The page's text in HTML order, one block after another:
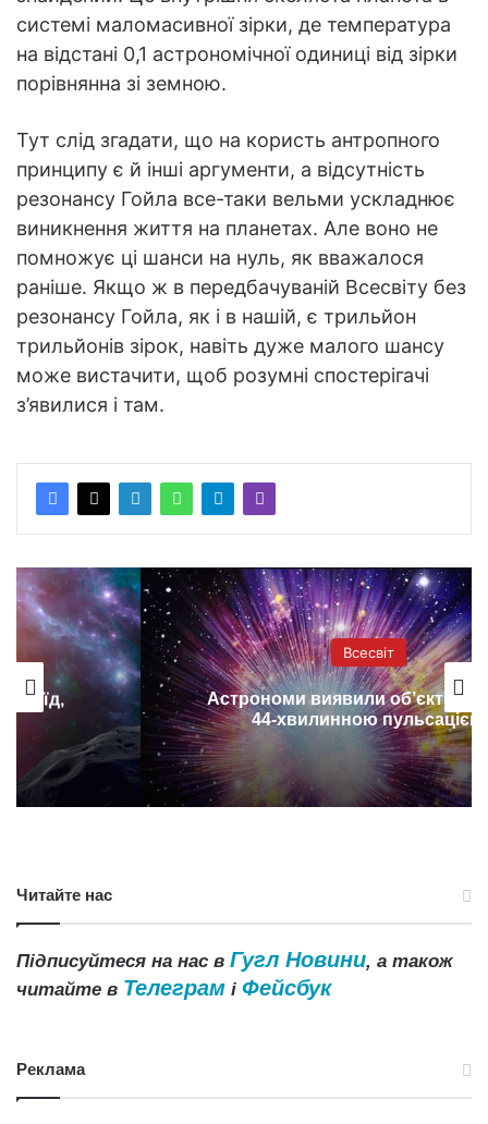
системі маломасивної зірки, де температура
на відстані 0,1 астрономічної одиниці від зірки
порівнянна зі земною.
Тут слід згадати, що на користь антропного
принципу є й інші аргументи, а відсутність
резонансу Гойла все-таки вельми ускладнює
виникнення життя на планетах. Але воно не
помножує ці шанси на нуль, як вважалося
раніше. Якщо ж в передбачуваній Всесвіту без
резонансу Гойла, як і в нашій, є трильйон
трильйонів зірок, навіть дуже малого шансу
може вистачити, щоб розумні спостерігачі
з’явилися і там.
Всесвіт
Астрономи виявили об’єкт з дивною
44-хвилинною пульсацією
Читайте нас
Підписуйтеся на нас в Гугл Новини, а також
читайте в Телеграм і Фейсбук
Реклама